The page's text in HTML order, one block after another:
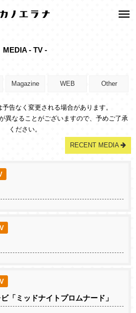
MEDIA - TV -
Magazine WEB Other
告なく変更される場合があります。
異なることがございますので、予めご了承
ください。
RECENT MEDIA
「ミッドナイトプロムナード」